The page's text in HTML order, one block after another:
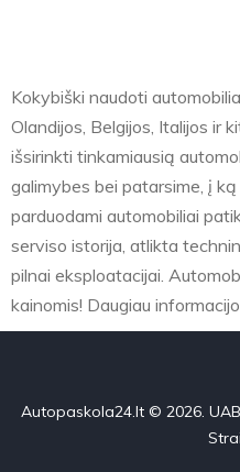
Kokybiški naudoti
Olandijos, Belgijos, Italijos ir
išsirinkti tinkamiausią
galimybes bei patarsime, į
parduodami automobiliai
serviso istorija, atlikta
pilnai eksploatacijai.
kainomis! Daugiau
Autopaskola24.lt © 2026.